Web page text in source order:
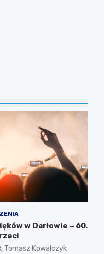
w Darłowie – 60.
Tomasz Kowalczyk